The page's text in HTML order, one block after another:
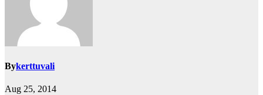
Bykerttuvali
Aug 25, 2014